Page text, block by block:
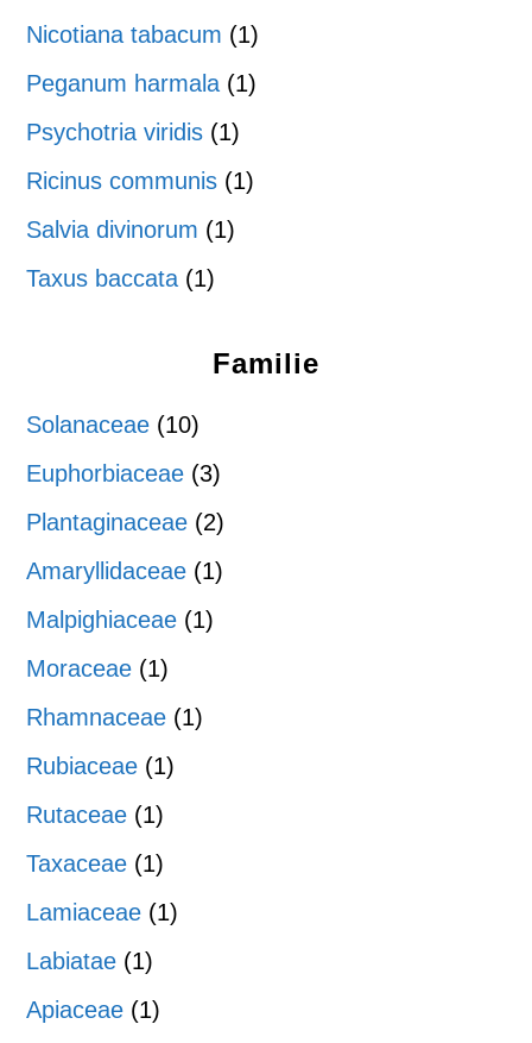
Nicotiana tabacum (1)
Peganum harmala (1)
Psychotria viridis (1)
Ricinus communis (1)
Salvia divinorum (1)
Taxus baccata (1)
Familie
Solanaceae (10)
Euphorbiaceae (3)
Plantaginaceae (2)
Amaryllidaceae (1)
Malpighiaceae (1)
Moraceae (1)
Rhamnaceae (1)
Rubiaceae (1)
Rutaceae (1)
Taxaceae (1)
Lamiaceae (1)
Labiatae (1)
Apiaceae (1)